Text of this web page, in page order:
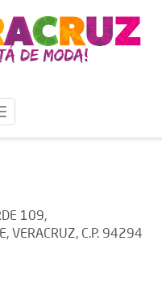
109,
VERACRUZ, C.P. 94294